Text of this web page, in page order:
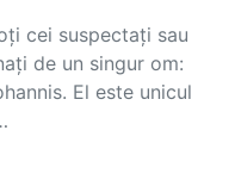
cei suspectați sau
de un singur om:
El este unicul